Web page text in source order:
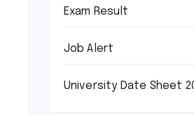
Exam Result
Job Alert
University Date Sheet